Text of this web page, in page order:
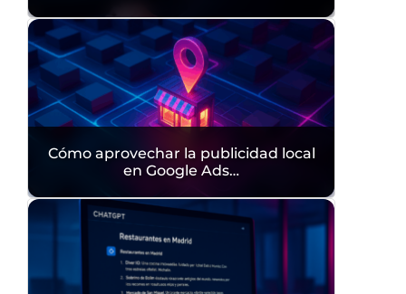
Cómo aprovechar la publicidad local
en Google Ads…